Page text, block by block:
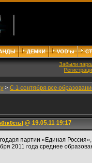
ДЕМКИ VOD'ы
Забыли
> С 1 сентября все
@ 19.05.11 19:17
партии «Единая
2011 года среднее